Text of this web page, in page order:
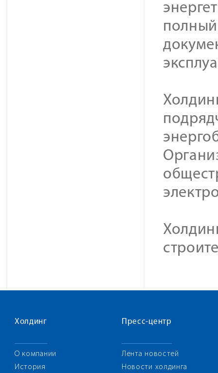
Холдинг
О компании
История
Пресс-центр
Лента новостей
Новости холдинга